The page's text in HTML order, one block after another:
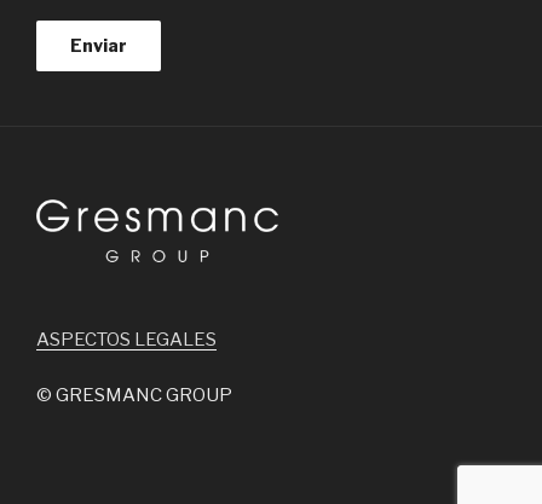
ASPECTOS LEGALES
© GRESMANC GROUP